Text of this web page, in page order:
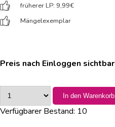
früherer LP: 9,99€
Mängelexemplar
Preis nach Einloggen sichtbar
In den Warenkorb
Verfügbarer Bestand: 10